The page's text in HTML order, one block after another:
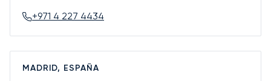
+971 4 227 4434
MADRID, ESPAÑA